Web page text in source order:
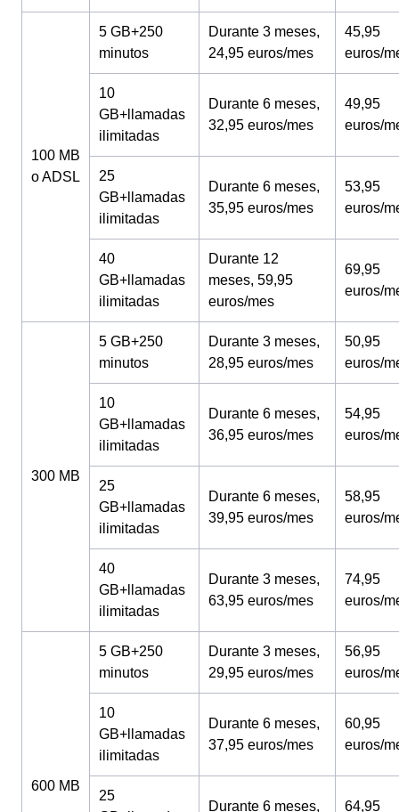
100 MB
o ADSL
5 GB+250
minutos
Durante 3 meses,
24,95 euros/mes
45,95
euros/
10
GB+llamadas
ilimitadas
Durante 6 meses,
32,95 euros/mes
49,95
euros/
25
GB+llamadas
ilimitadas
Durante 6 meses,
35,95 euros/mes
53,95
euros/
40
GB+llamadas
ilimitadas
Durante 12
meses, 59,95
euros/mes
69,95
euros/
300 MB
5 GB+250
minutos
Durante 3 meses,
28,95 euros/mes
50,95
euros/
10
GB+llamadas
ilimitadas
Durante 6 meses,
36,95 euros/mes
54,95
euros/
25
GB+llamadas
ilimitadas
Durante 6 meses,
39,95 euros/mes
58,95
euros/
40
GB+llamadas
ilimitadas
Durante 3 meses,
63,95 euros/mes
74,95
euros/
600 MB
5 GB+250
minutos
Durante 3 meses,
29,95 euros/mes
56,95
euros/
10
GB+llamadas
ilimitadas
Durante 6 meses,
37,95 euros/mes
60,95
euros/
25
Durante 6 meses, 64,95